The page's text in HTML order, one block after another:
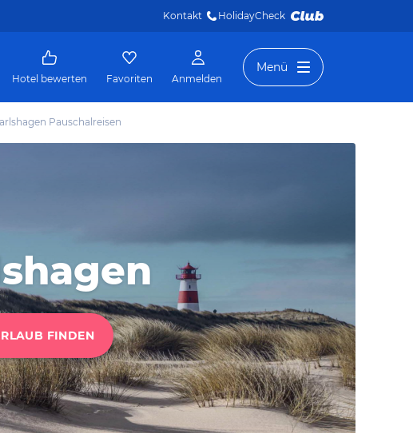
Kontakt HolidayCheck
Hotel bewerten Favoriten Anmelden
Menü
Pauschalreisen